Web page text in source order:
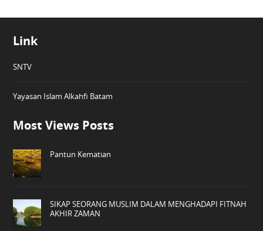
Link
SNTV
Yayasan Islam Alkahfi Batam
Most Views Posts
Pantun Kematian
SIKAP SEORANG MUSLIM DALAM MENGHADAPI FITNAH
AKHIR ZAMAN